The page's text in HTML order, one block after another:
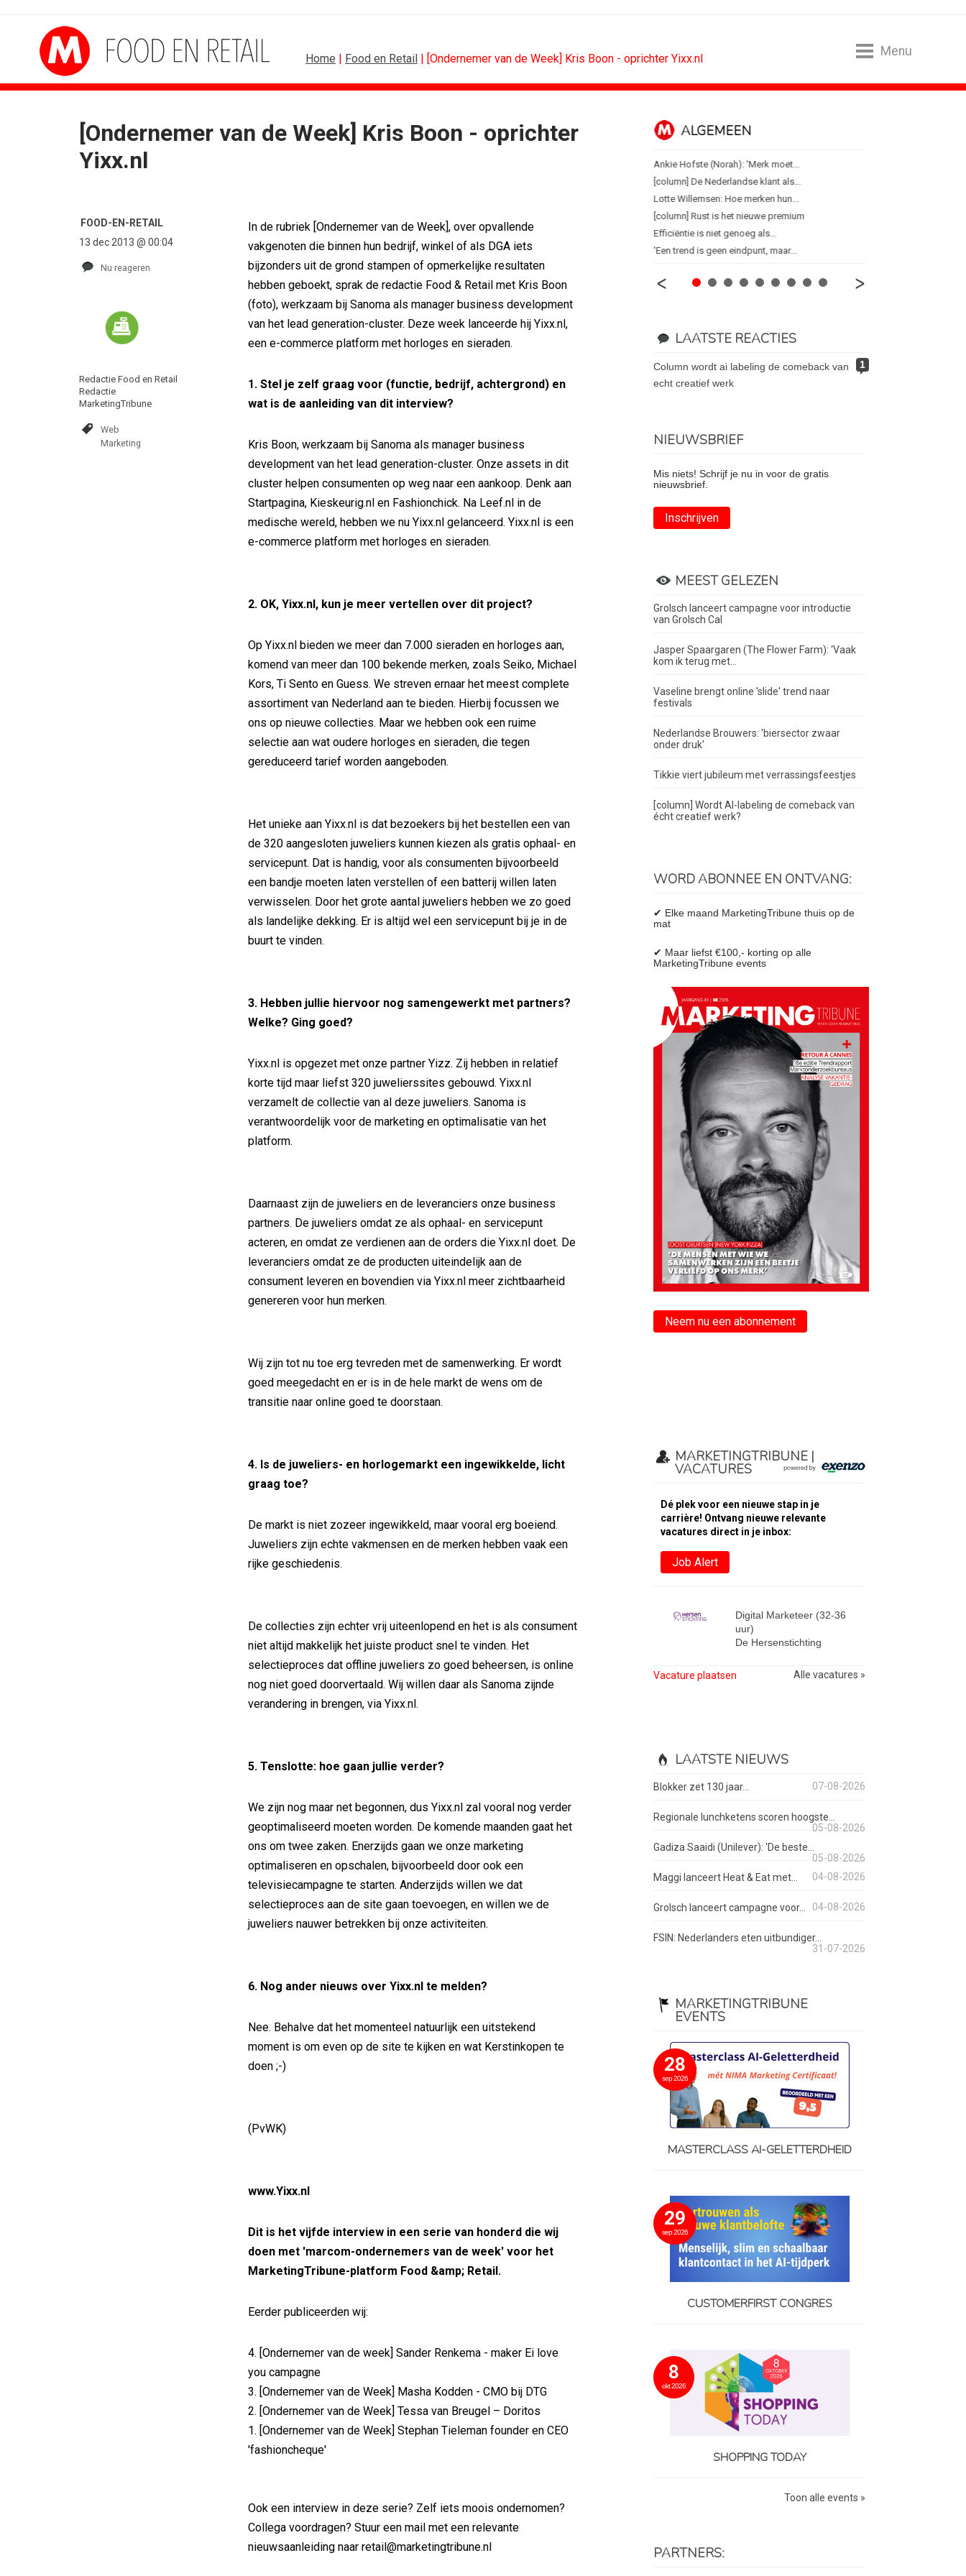
Home | Food en Retail | [Ondernemer van de Week] Kris Boon - oprichter Yixx.nl
Menu
[Ondernemer van de Week] Kris Boon - oprichter
Yixx.nl
FOOD-EN-RETAIL
13 dec 2013 @ 00:04
Nu reageren
Redactie Food en Retail
Redactie
MarketingTribune
Web
Marketing
In de rubriek [Ondernemer van de Week], over opvallende
vakgenoten die binnen hun bedrijf, winkel of als DGA iets
bijzonders uit de grond stampen of opmerkelijke resultaten
hebben geboekt, sprak de redactie Food & Retail met Kris Boon
(foto), werkzaam bij Sanoma als manager business development
van het lead generation-cluster. Deze week lanceerde hij Yixx.nl,
een e-commerce platform met horloges en sieraden.
1. Stel je zelf graag voor (functie, bedrijf, achtergrond) en
wat is de aanleiding van dit interview?
Kris Boon, werkzaam bij Sanoma als manager business
development van het lead generation-cluster. Onze assets in dit
cluster helpen consumenten op weg naar een aankoop. Denk aan
Startpagina, Kieskeurig.nl en Fashionchick. Na Leef.nl in de
medische wereld, hebben we nu Yixx.nl gelanceerd. Yixx.nl is een
e-commerce platform met horloges en sieraden.
2. OK, Yixx.nl, kun je meer vertellen over dit project?
Op Yixx.nl bieden we meer dan 7.000 sieraden en horloges aan,
komend van meer dan 100 bekende merken, zoals Seiko, Michael
Kors, Ti Sento en Guess. We streven ernaar het meest complete
assortiment van Nederland aan te bieden. Hierbij focussen we
ons op nieuwe collecties. Maar we hebben ook een ruime
selectie aan wat oudere horloges en sieraden, die tegen
gereduceerd tarief worden aangeboden.
Het unieke aan Yixx.nl is dat bezoekers bij het bestellen een van
de 320 aangesloten juweliers kunnen kiezen als gratis ophaal- en
servicepunt. Dat is handig, voor als consumenten bijvoorbeeld
een bandje moeten laten verstellen of een batterij willen laten
verwisselen. Door het grote aantal juweliers hebben we zo goed
als landelijke dekking. Er is altijd wel een servicepunt bij je in de
buurt te vinden.
3. Hebben jullie hiervoor nog samengewerkt met partners?
Welke? Ging goed?
Yixx.nl is opgezet met onze partner Yizz. Zij hebben in relatief
korte tijd maar liefst 320 juwelierssites gebouwd. Yixx.nl
verzamelt de collectie van al deze juweliers. Sanoma is
verantwoordelijk voor de marketing en optimalisatie van het
platform.
Daarnaast zijn de juweliers en de leveranciers onze business
partners. De juweliers omdat ze als ophaal- en servicepunt
acteren, en omdat ze verdienen aan de orders die Yixx.nl doet. De
leveranciers omdat ze de producten uiteindelijk aan de
consument leveren en bovendien via Yixx.nl meer zichtbaarheid
genereren voor hun merken.
Wij zijn tot nu toe erg tevreden met de samenwerking. Er wordt
goed meegedacht en er is in de hele markt de wens om de
transitie naar online goed te doorstaan.
4. Is de juweliers- en horlogemarkt een ingewikkelde, licht
graag toe?
De markt is niet zozeer ingewikkeld, maar vooral erg boeiend.
Juweliers zijn echte vakmensen en de merken hebben vaak een
rijke geschiedenis.
De collecties zijn echter vrij uiteenlopend en het is als consument
niet altijd makkelijk het juiste product snel te vinden. Het
selectieproces dat offline juweliers zo goed beheersen, is online
nog niet goed doorvertaald. Wij willen daar als Sanoma zijnde
verandering in brengen, via Yixx.nl.
5. Tenslotte: hoe gaan jullie verder?
We zijn nog maar net begonnen, dus Yixx.nl zal vooral nog verder
geoptimaliseerd moeten worden. De komende maanden gaat het
ons om twee zaken. Enerzijds gaan we onze marketing
optimaliseren en opschalen, bijvoorbeeld door ook een
televisiecampagne te starten. Anderzijds willen we dat
selectieproces aan de site gaan toevoegen, en willen we de
juweliers nauwer betrekken bij onze activiteiten.
6. Nog ander nieuws over Yixx.nl te melden?
Nee. Behalve dat het momenteel natuurlijk een uitstekend
moment is om even op de site te kijken en wat Kerstinkopen te
doen ;-)
(PvWK)
www.Yixx.nl
Dit is het vijfde interview in een serie van honderd die wij
doen met 'marcom-ondernemers van de week' voor het
MarketingTribune-platform Food &amp; Retail.
Eerder publiceerden wij:
4. [Ondernemer van de week] Sander Renkema - maker Ei love
you campagne
3. [Ondernemer van de Week] Masha Kodden - CMO bij DTG
2. [Ondernemer van de Week] Tessa van Breugel – Doritos
1. [Ondernemer van de Week] Stephan Tieleman founder en CEO
'fashioncheque'
Ook een interview in deze serie? Zelf iets moois ondernomen?
Collega voordragen? Stuur een mail met een relevante
nieuwsaanleiding naar retail@marketingtribune.nl
SPONSORING
Olympisch schaatsen in Thialf biedt...
Lego laat opnieuw Formule 1-coureurs...
ALGEMEEN
Ankie Hofste (Norah): 'Merk moet...
[column] De Nederlandse klant als...
Lotte Willemsen: Hoe merken hun...
[column] Rust is het nieuwe premium
Efficiëntie is niet genoeg als...
'Een trend is geen eindpunt, maar...
LAATSTE REACTIES
1
column wordt ai labeling de comeback van
echt creatief werk
NIEUWSBRIEF
Mis niets! Schrijf je nu in voor de gratis
nieuwsbrief.
Inschrijven
MEEST GELEZEN
Grolsch lanceert campagne voor introductie
van Grolsch Cal
Jasper Spaargaren (The Flower Farm): ‘Vaak
kom ik terug met...
Vaseline brengt online 'slide' trend naar
festivals
Nederlandse Brouwers: 'biersector zwaar
onder druk'
Tikkie viert jubileum met verrassingsfeestjes
[column] Wordt AI-labeling de comeback van
écht creatief werk?
WORD ABONNEE EN ONTVANG:
✔ Elke maand MarketingTribune thuis op de
mat
✔ Maar liefst €100,- korting op alle
MarketingTribune events
Neem nu een abonnement
MARKETINGTRIBUNE |
VACATURES
Dé plek voor een nieuwe stap in je
carrière! Ontvang nieuwe relevante
vacatures direct in je inbox:
Job Alert
Digital Marketeer (32-36
uur)
De Hersenstichting
Vacature plaatsen Alle vacatures »
LAATSTE NIEUWS
Blokker zet 130 jaar... 07-08-2026
Regionale lunchketens scoren hoogste...
05-08-2026
Gadiza Saaidi (Unilever): 'De beste...
05-08-2026
Maggi lanceert Heat & Eat met...
04-08-2026
Grolsch lanceert campagne voor... 04-08-2026
FSIN: Nederlanders eten uitbundiger...
31-07-2026
MARKETINGTRIBUNE
EVENTS
28
sep 2026
MASTERCLASS AI-GELETTERDHEID
29
sep 2026
CUSTOMERFIRST CONGRES
8
okt 2026
SHOPPING TODAY
Toon alle events »
PARTNERS: